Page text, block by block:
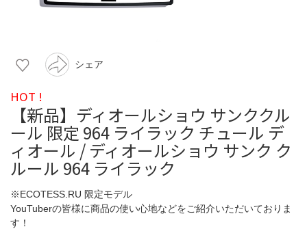
シェア
HOT !
【新品】ディオールショウ サンククル
ール 限定 964 ライラック チュール デ
ィオール / ディオールショウ サンク ク
ルール 964 ライラック
※ECOTESS.RU 限定モデル
YouTuberの皆様に商品の使い心地などをご紹介いただいておりま
す！